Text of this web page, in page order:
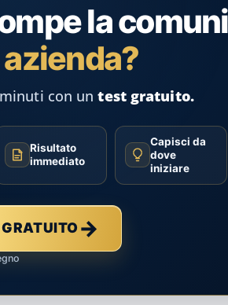
la
con untest gratuito.
Risultato
immediato
Capisci da
dove
iniziare
→